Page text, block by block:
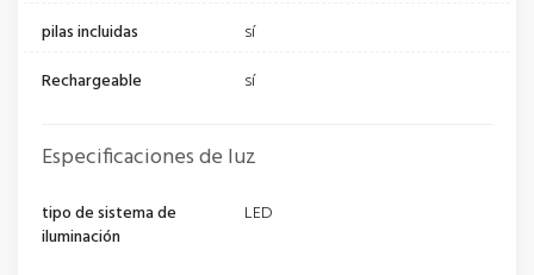
pilas incluidas
sí
Rechargeable
sí
Especificaciones de luz
tipo de sistema de
iluminación
LED